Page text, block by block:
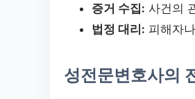
증거 수집: 사건의
법정 대리: 피해자
성전문변호사의